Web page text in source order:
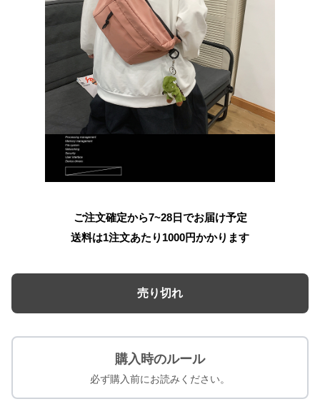
ご注文確定から7~28日でお届け予定
送料は1注文あたり 1000円かかります
売り切れ
購入時のルール
必ず購入前にお読みください。